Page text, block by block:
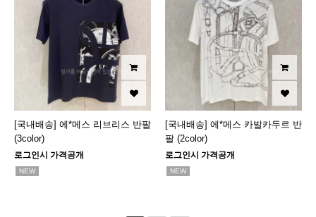
[국내배송] 에*메스 리브리스 반팔
(3color)
로그인시 가격공개
NEW
[국내배송] 에*메스 카발카두르 반
팔 (2color)
로그인시 가격공개
NEW